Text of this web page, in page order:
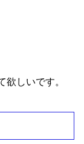
しいです。